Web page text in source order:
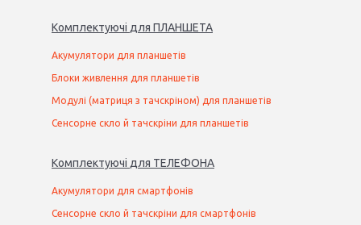
Комплектуючі для ПЛАНШЕТА
Акумулятори для планшетів
Блоки живлення для планшетів
Модулі (матриця з тачскріном) для планшетів
Сенсорне скло й тачскріни для планшетів
Комплектуючі для ТЕЛЕФОНА
Акумулятори для смартфонів
Сенсорне скло й тачскріни для смартфонів